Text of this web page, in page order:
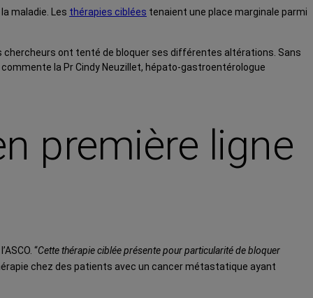
maladie. Les thérapies ciblées tenaient une place marginale parmi
chercheurs ont tenté de bloquer ses différentes altérations. Sans
commente la Pr Cindy Neuzillet, hépato-gastroentérologue
première ligne
“Cette thérapie ciblée présente pour particularité de bloquer
chez des patients avec un cancer métastatique ayant